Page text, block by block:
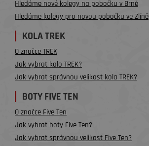
Hledáme nové kolegy na pobočku v Brně
Hledáme kolegy pro novou pobočku ve Zlíně
KOLA TREK
O značce TREK
Jak vybrat kolo TREK?
Jak vybrat správnou velikost kola TREK?
BOTY FIVE TEN
O značce Five Ten
Jak vybrat boty Five Ten?
Jak vybrat správnou velikost Five Ten?